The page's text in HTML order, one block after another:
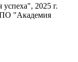
2025 г.
"Академия